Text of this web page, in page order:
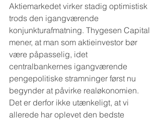
Aktiemarkedet virker stadig optimistisk
trods den igangværende
konjunkturafmatning. Thygesen Capital
mener, at man som aktieinvestor bør
være påpasselig, idet
centralbankernes igangværende
pengepolitiske stramninger først nu
begynder at påvirke realøkonomien.
Det er derfor ikke utænkeligt, at vi
allerede har oplevet den bedste